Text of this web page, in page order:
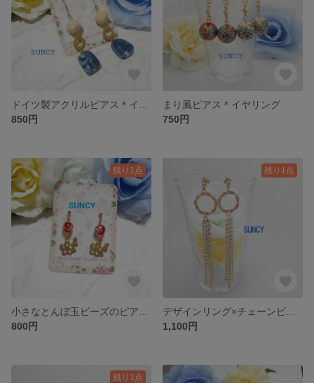
850円
まり風ピアス＊イヤリング
750円
残り1点
800円
残り1点
1,100円
残り1点